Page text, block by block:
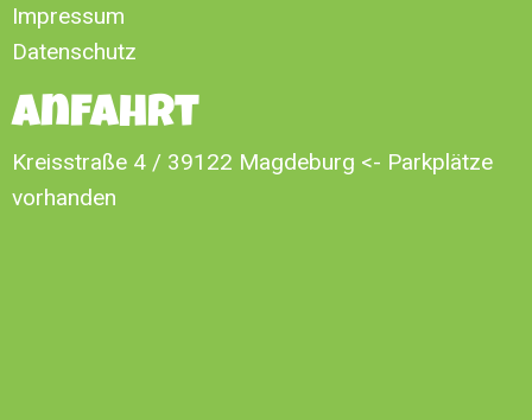
Impressum
Datenschutz
Anfahrt
Kreisstraße 4 / 39122 Magdeburg <- Parkplätze
vorhanden